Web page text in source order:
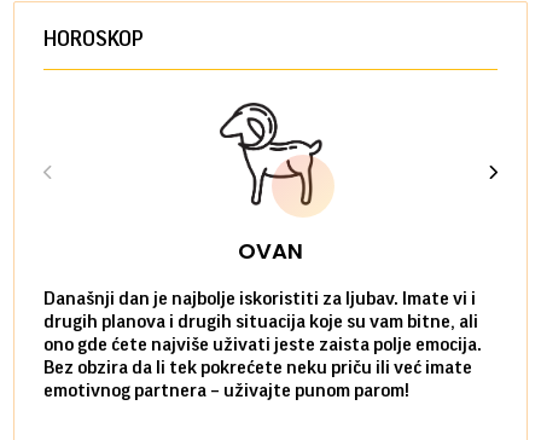
HOROSKOP
OVAN
Današnji dan je najbolje iskoristiti za ljubav. Imate vi i
drugih planova i drugih situacija koje su vam bitne, ali
ono gde ćete najviše uživati jeste zaista polje emocija.
Bez obzira da li tek pokrećete neku priču ili već imate
emotivnog partnera – uživajte punom parom!